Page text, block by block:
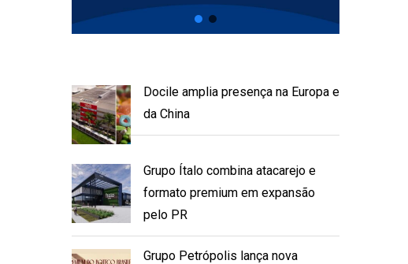
Docile amplia presença na Europa e
da China
Grupo Ítalo combina atacarejo e
formato premium em expansão
pelo PR
Grupo Petrópolis lança nova